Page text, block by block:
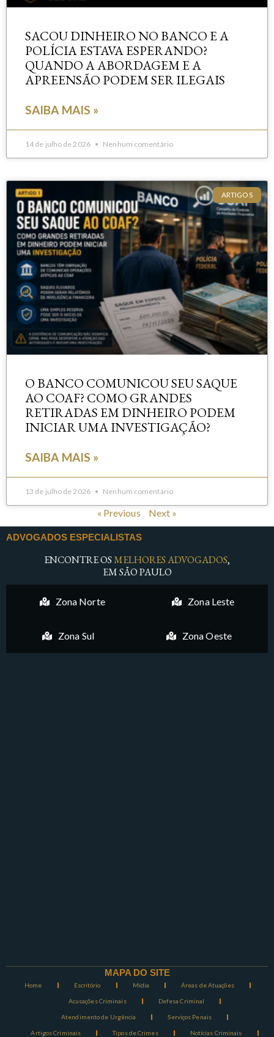
SACOU DINHEIRO NO BANCO E A
POLÍCIA ESTAVA ESPERANDO?
QUANDO A ABORDAGEM E A
APREENSÃO PODEM SER ILEGAIS
SAIBA MAIS »
14 de julho de 2026 Nenhum comentário
ARTIGOS
O BANCO COMUNICOU SEU SAQUE
AO COAF? COMO GRANDES
RETIRADAS EM DINHEIRO PODEM
INICIAR UMA INVESTIGAÇÃO?
SAIBA MAIS »
13 de julho de 2026 Nenhum comentário
« Previous Next »
ADVOGADOS ESPECIALISTAS
ENCONTRE OSMELHORES ADVOGADOS,
EM SÃO PAULO
Zona Norte Zona Leste
Zona Sul Zona Oeste
MAPA DO SITE
Home Escritório Mídia Áreas de Atuações
Acusações Criminais Defesa Criminal
Atendimento de Urgência Serviços Penais
Artigos Criminais Tipos de Crimes Notícias Criminais